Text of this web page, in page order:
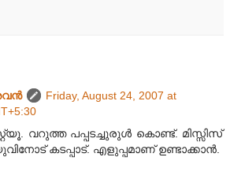
Friday, August 24, 2007 at
വറുത്ത പപ്പടച്ചുരുള്‍ കൊണ്ട്. മിസ്സിസ്
കടപ്പാട്. എളുപ്പമാണ് ഉണ്ടാക്കാന്‍.